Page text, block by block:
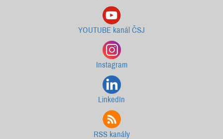
YOUTUBE kanál ČSJ
Instagram
LinkedIn
RSS kanály